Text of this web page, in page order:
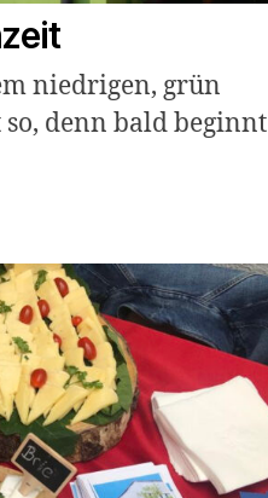
niedrigen, grün
so, denn bald beginnt